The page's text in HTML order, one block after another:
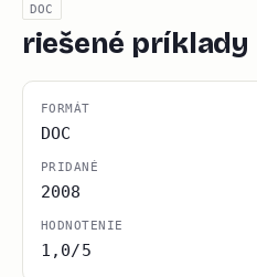
DOC
riešené príklady
FORMÁT
DOC
PRIDANÉ
2008
HODNOTENIE
1,0/5